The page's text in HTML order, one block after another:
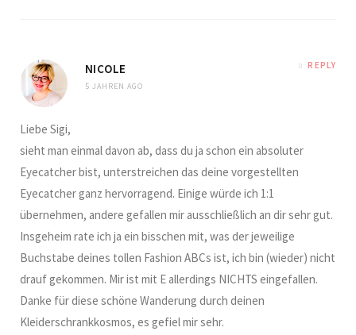
NICOLE
5 JAHREN AGO
REPLY
Liebe Sigi,
sieht man einmal davon ab, dass du ja schon ein absoluter
Eyecatcher bist, unterstreichen das deine vorgestellten
Eyecatcher ganz hervorragend. Einige würde ich 1:1
übernehmen, andere gefallen mir ausschließlich an dir sehr gut.
Insgeheim rate ich ja ein bisschen mit, was der jeweilige
Buchstabe deines tollen Fashion ABCs ist, ich bin (wieder) nicht
drauf gekommen. Mir ist mit E allerdings NICHTS eingefallen.
Danke für diese schöne Wanderung durch deinen
Kleiderschrankkosmos, es gefiel mir sehr.